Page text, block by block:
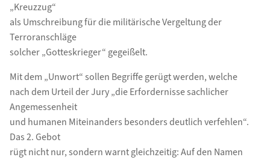
„Kreuzzug“
als Umschreibung für die militärische Vergeltung der
Terroranschläge
solcher „Gotteskrieger“ gegeißelt.
Mit dem „Unwort“ sollen Begriffe gerügt werden, welche
nach dem Urteil der Jury „die Erfordernisse sachlicher
Angemessenheit
und humanen Miteinanders besonders deutlich verfehlen“.
Das 2. Gebot
rügt nicht nur, sondern warnt gleichzeitig: Auf den Namen